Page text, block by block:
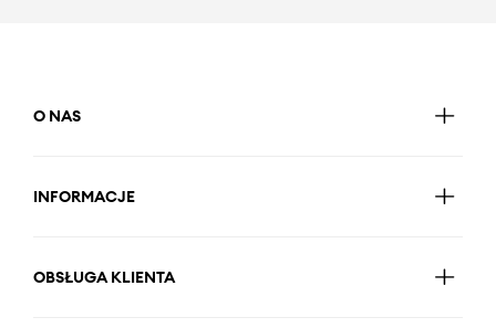
O NAS
INFORMACJE
OBSŁUGA KLIENTA